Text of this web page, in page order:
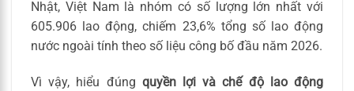
Nhật, Việt Nam là nhóm có số lượng lớn nhất với
605.906 lao động, chiếm 23,6% tổng số lao động
nước ngoài tính theo số liệu công bố đầu năm 2026.
Vì vậy, hiểu đúng quyền lợi và chế độ lao động